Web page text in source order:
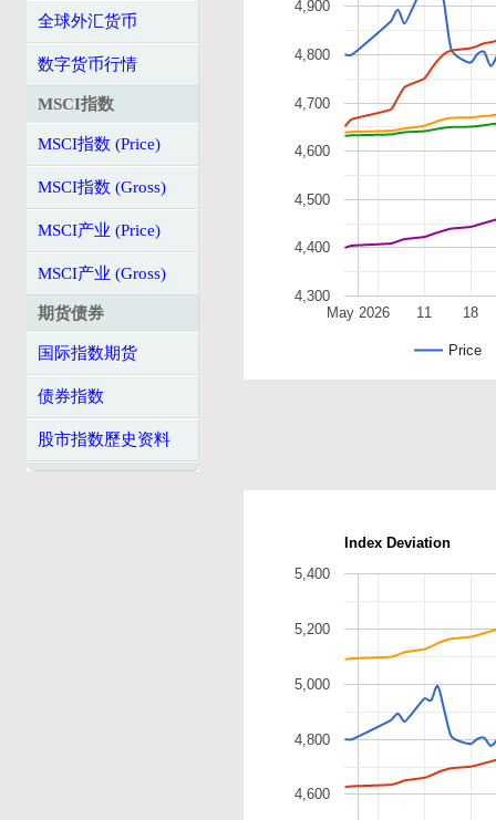
全球外汇货币
数字货币行情
MSCI指数
MSCI指数 (Price)
MSCI指数 (Gross)
MSCI产业 (Price)
MSCI产业 (Gross)
期货债券
国际指数期货
债券指数
股市指数歷史资料
Price
May 2026 11 18
4,300
4,400
4,500
4,600
4,700
4,800
4,900
Index Deviation
4,600
4,800
5,000
5,200
5,400